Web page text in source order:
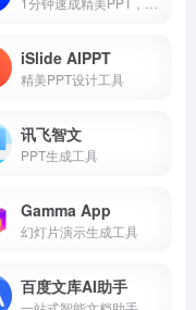
iSlide AIPPT
精美PPT设计工具
讯飞智文
PPT生成工具
Gamma App
幻灯片演示生成工具
百度文库AI助手